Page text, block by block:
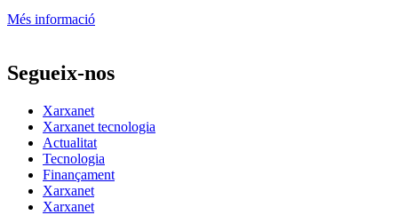
Més informació
Segueix-nos
Xarxanet
Xarxanet tecnologia
Actualitat
Tecnologia
Finançament
Xarxanet
Xarxanet